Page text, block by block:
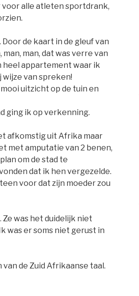
voor alle atleten sportdrank,
de kaart in de gleuf van
man, dat was verre van
heel appartement waar ik
van spreken!
uitzicht op de tuin en
ging ik op verkenning.
afkomstig uit Afrika maar
met amputatie van 2 benen,
om de stad te
dat ik hen vergezelde.
voor dat zijn moeder zou
Ze was het duidelijk niet
was er soms niet gerust in
de Zuid Afrikaanse taal.